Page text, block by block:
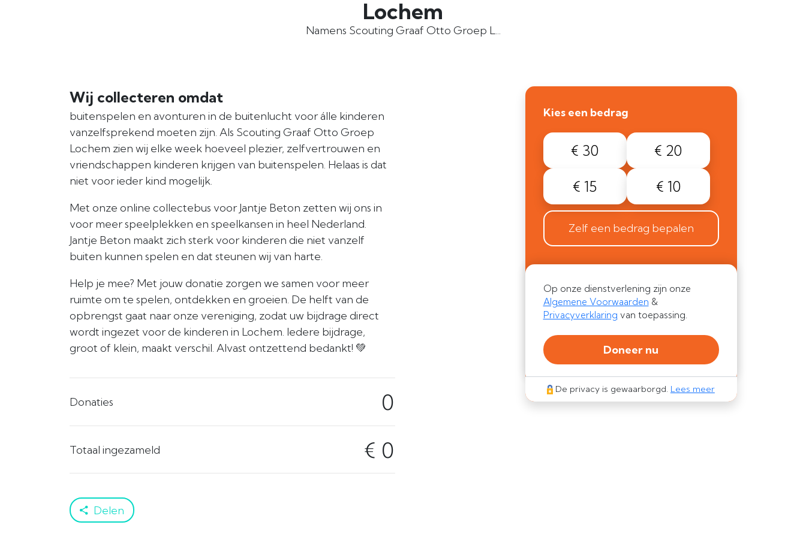
Lochem
Namens Scouting Graaf Otto Groep L...
Wij collecteren omdat
buitenspelen en avonturen in de buitenlucht voor álle kinderen
vanzelfsprekend moeten zijn. Als Scouting Graaf Otto Groep
Lochem zien wij elke week hoeveel plezier, zelfvertrouwen en
vriendschappen kinderen krijgen van buitenspelen. Helaas is dat
niet voor ieder kind mogelijk.
Met onze online collectebus voor Jantje Beton zetten wij ons in
voor meer speelplekken en speelkansen in heel Nederland.
Jantje Beton maakt zich sterk voor kinderen die niet vanzelf
buiten kunnen spelen en dat steunen wij van harte.
Help je mee? Met jouw donatie zorgen we samen voor meer
ruimte om te spelen, ontdekken en groeien. De helft van de
opbrengst gaat naar onze vereniging, zodat uw bijdrage direct
wordt ingezet voor de kinderen in Lochem. Iedere bijdrage,
groot of klein, maakt verschil. Alvast ontzettend bedankt! 💚
Donaties 0
Totaal ingezameld € 0
Delen
Kies een bedrag
€ 30
€ 20
€ 15
€ 10
Zelf een bedrag bepalen
Op onze dienstverlening zijn onze
Algemene Voorwaarden &
Privacyverklaring van toepassing.
Doneer nu
De privacy is gewaarborgd. Lees meer